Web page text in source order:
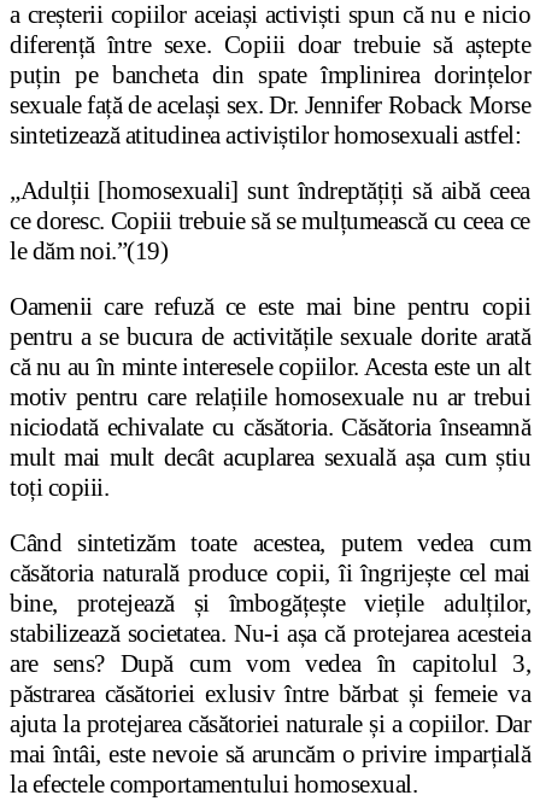
a creșterii copiilor aceiași activiști spun că nu e nicio
diferență între sexe. Copiii doar trebuie să aștepte
puțin pe bancheta din spate împlinirea dorințelor
sexuale față de același sex. Dr. Jennifer Roback Morse
sintetizează atitudinea activiștilor homosexuali astfel:
„Adulții [homosexuali] sunt îndreptățiți să aibă ceea
ce doresc. Copiii trebuie să se mulțumească cu ceea ce
le dăm noi.”(19)
Oamenii care refuză ce este mai bine pentru copii
pentru a se bucura de activitățile sexuale dorite arată
că nu au în minte interesele copiilor. Acesta este un alt
motiv pentru care relațiile homosexuale nu ar trebui
niciodată echivalate cu căsătoria. Căsătoria înseamnă
mult mai mult decât acuplarea sexuală așa cum știu
toți copiii.
Când sintetizăm toate acestea, putem vedea cum
căsătoria naturală produce copii, îi îngrijește cel mai
bine, protejează și îmbogățește viețile adulților,
stabilizează societatea. Nu-i așa că protejarea acesteia
are sens? După cum vom vedea în capitolul 3,
păstrarea căsătoriei exlusiv între bărbat și femeie va
ajuta la protejarea căsătoriei naturale și a copiilor. Dar
mai întâi, este nevoie să aruncăm o privire imparțială
la efectele comportamentului homosexual.